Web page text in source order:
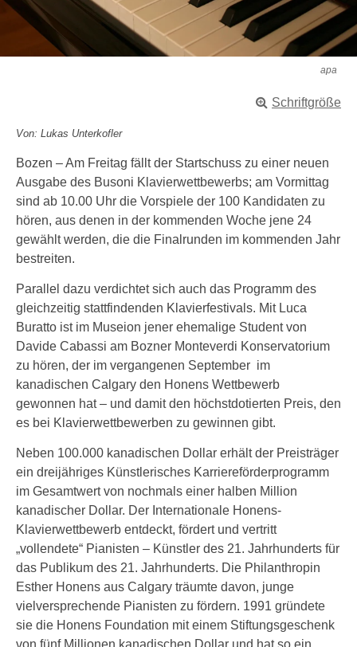
apa
Schriftgröße
Von: Lukas Unterkofler
Bozen – Am Freitag fällt der Startschuss zu einer neuen
Ausgabe des Busoni Klavierwettbewerbs; am Vormittag
sind ab 10.00 Uhr die Vorspiele der 100 Kandidaten zu
hören, aus denen in der kommenden Woche jene 24
gewählt werden, die die Finalrunden im kommenden Jahr
bestreiten.
Parallel dazu verdichtet sich auch das Programm des
gleichzeitig stattfindenden Klavierfestivals. Mit Luca
Buratto ist im Museion jener ehemalige Student von
Davide Cabassi am Bozner Monteverdi Konservatorium
zu hören, der im vergangenen September im
kanadischen Calgary den Honens Wettbewerb
gewonnen hat – und damit den höchstdotierten Preis, den
es bei Klavierwettbewerben zu gewinnen gibt.
Neben 100.000 kanadischen Dollar erhält der Preisträger
ein dreijähriges Künstlerisches Karriereförderprogramm
im Gesamtwert von nochmals einer halben Million
kanadischer Dollar. Der Internationale Honens-
Klavierwettbewerb entdeckt, fördert und vertritt
„vollendete“ Pianisten – Künstler des 21. Jahrhunderts für
das Publikum des 21. Jahrhunderts. Die Philanthropin
Esther Honens aus Calgary träumte davon, junge
vielversprechende Pianisten zu fördern. 1991 gründete
sie die Honens Foundation mit einem Stiftungsgeschenk
von fünf Millionen kanadischen Dollar und hat so ein